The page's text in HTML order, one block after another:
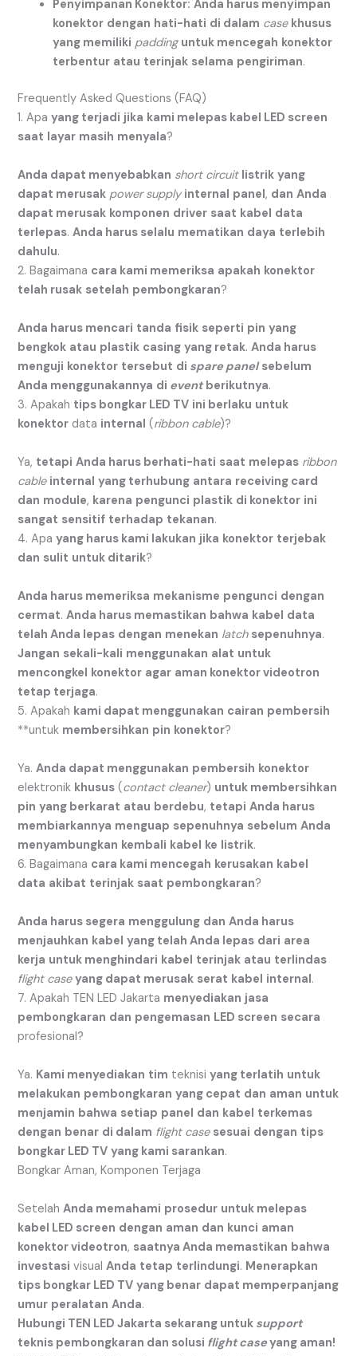
Penyimpanan Konektor: Anda harus menyimpan
konektor dengan hati-hati di dalam case khusus
yang memiliki padding untuk mencegah konektor
terbentur atau terinjak selama pengiriman.
Frequently Asked Questions (FAQ)
1. Apayang terjadi jika kami melepas kabel LED screen
saat layar masih menyala?
Anda dapat menyebabkan short circuit listrik yang
dapat merusak power supply internal panel, dan Anda
dapat merusak komponen driver saat kabel data
terlepas.Anda harus selalu mematikan daya terlebih
dahulu.
2. Bagaimana cara kami memeriksa apakah konektor
telah rusak setelah pembongkaran?
Anda harus mencari tanda fisik seperti pin yang
bengkok atau plastik casing yang retak.Anda harus
menguji konektor tersebut di spare panel sebelum
Anda menggunakannya di event berikutnya.
3. Apakah tips bongkar LED TV ini berlaku untuk
konektor data internal (ribbon cable)?
Ya, tetapi Anda harus berhati-hati saat melepas ribbon
cable internal yang terhubung antara receiving card
dan module, karena pengunci plastik di konektor ini
sangat sensitif terhadap tekanan.
4. Apayang harus kami lakukan jika konektor terjebak
dan sulit untuk ditarik?
Anda harus memeriksa mekanisme pengunci dengan
cermat.Anda harus memastikan bahwa kabel data
telah Anda lepas dengan menekan latch sepenuhnya.
Jangan sekali-kali menggunakan alat untuk
mencongkel konektor agar aman konektor videotron
tetap terjaga.
5. Apakah kami dapat menggunakan cairan pembersih
**untuk membersihkan pin konektor?
Ya.Anda dapat menggunakan pembersih konektor
elektronik khusus (contact cleaner) untuk membersihkan
pin yang berkarat atau berdebu, tetapi Anda harus
membiarkannya menguap sepenuhnya sebelum Anda
menyambungkan kembali kabel ke listrik.
6. Bagaimana cara kami mencegah kerusakan kabel
data akibat terinjak saat pembongkaran?
Anda harus segera menggulung dan Anda harus
menjauhkan kabel yang telah Anda lepas dari area
kerja untuk menghindari kabel terinjak atau terlindas
flight case yang dapat merusak serat kabel internal.
7. Apakah TEN LED Jakarta menyediakan jasa
pembongkaran dan pengemasan LED screen secara
profesional?
Ya. Kami menyediakan tim teknisiyang terlatih untuk
melakukan pembongkaran yang cepat dan aman untuk
menjamin bahwa setiap panel dan kabel terkemas
dengan benar di dalam flight case sesuai dengan tips
bongkar LED TV yang kami sarankan.
Bongkar Aman, Komponen Terjaga
SetelahAnda memahami prosedur untuk melepas
kabel LED screen dengan aman dan kunci aman
konektor videotron, saatnya Anda memastikan bahwa
investasi visualAnda tetap terlindungi. Menerapkan
tips bongkar LED TV yang benar dapat memperpanjang
umur peralatan Anda.
Hubungi TEN LED Jakarta sekarang untuk support
teknis pembongkaran dan solusi flight caseyang aman!